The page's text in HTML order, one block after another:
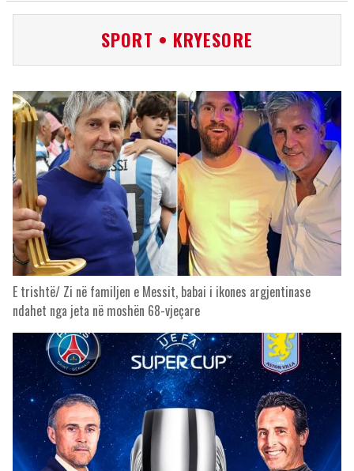
SPORT • KRYESORE
E trishtë/ Zi në familjen e Messit, babai i ikones argjentinase
ndahet nga jeta në moshën 68-vjeçare